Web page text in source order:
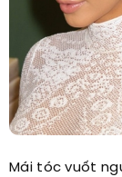
Mái tóc vuốt